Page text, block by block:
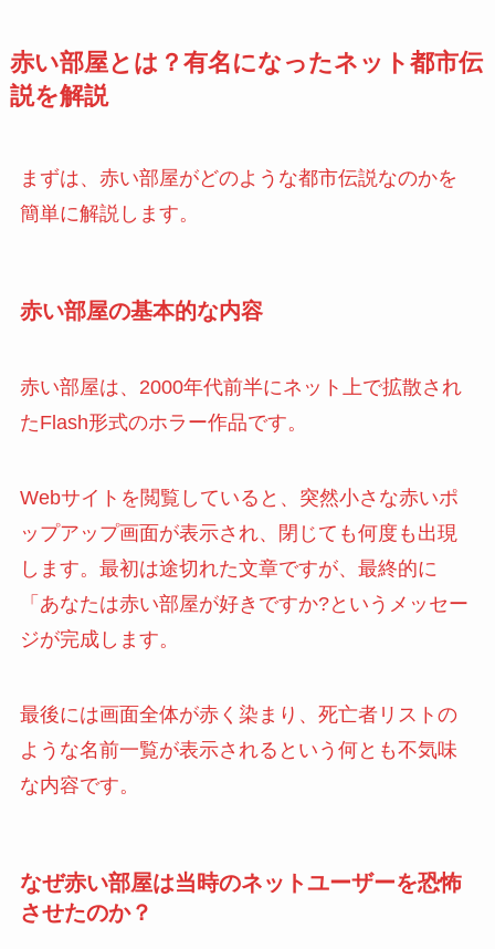
赤い部屋とは？有名になったネット都市伝
説を解説
まずは、赤い部屋がどのような都市伝説なのかを
簡単に解説します。
赤い部屋の基本的な内容
赤い部屋は、2000年代前半にネット上で拡散され
たFlash形式のホラー作品です。
Webサイトを閲覧していると、突然小さな赤いポ
ップアップ画面が表示され、閉じても何度も出現
します。最初は途切れた文章ですが、最終的に
「あなたは赤い部屋が好きですか?というメッセー
ジが完成します。
最後には画面全体が赤く染まり、死亡者リストの
ような名前一覧が表示されるという何とも不気味
な内容です。
なぜ赤い部屋は当時のネットユーザーを恐怖
させたのか？